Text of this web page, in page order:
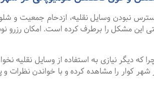
نبودن وسایل نقلیه، ازدحام جمعیت و
دیگر نیازی به استفاده از وسایل نقلیه
را مشاهده کرده و با خواندن نظرات و